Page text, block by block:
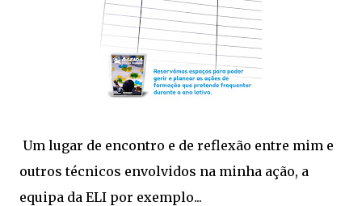
Um lugar de encontro e de reflexão entre mim e
outros técnicos envolvidos na minha ação, a
equipa da ELI por exemplo...